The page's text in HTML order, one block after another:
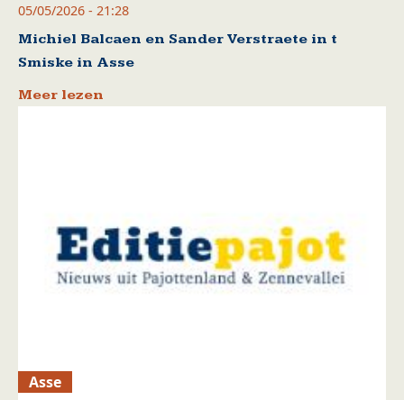
05/05/2026 - 21:28
Michiel Balcaen en Sander Verstraete in t
Smiske in Asse
Meer lezen
Asse